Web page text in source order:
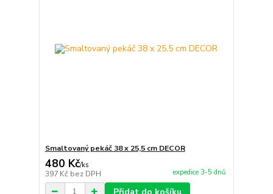
Smaltovaný pekáč 38 x 25,5 cm DECOR
480 Kč/ks
397 Kč bez DPH expedice 3-5 dnů
Přidat do košíku